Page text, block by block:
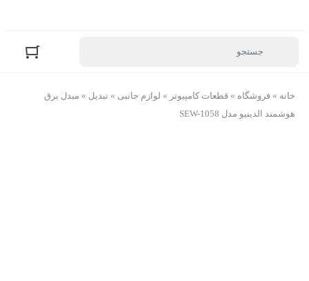
خانه » فروشگاه » قطعات کامپیوتر » لوازم جانبی » تبدیل » مبدل برق
هوشمند الدینیو مدل SEW-1058